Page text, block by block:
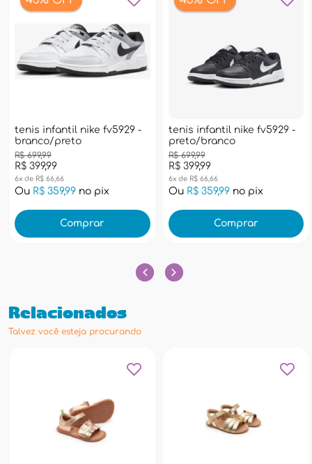
tenis infantil nike fv5929 -
branco/preto
R$ 399,99
R$ 699,99
6x de R$ 66,66
Ou R$ 359,99 no pix
Comprar
tenis infantil nike fv5929 -
preto/branco
R$ 399,99
R$ 699,99
6x de R$ 66,66
Ou R$ 359,99no pix
Comprar
Relacionados
Talvez você esteja procurando